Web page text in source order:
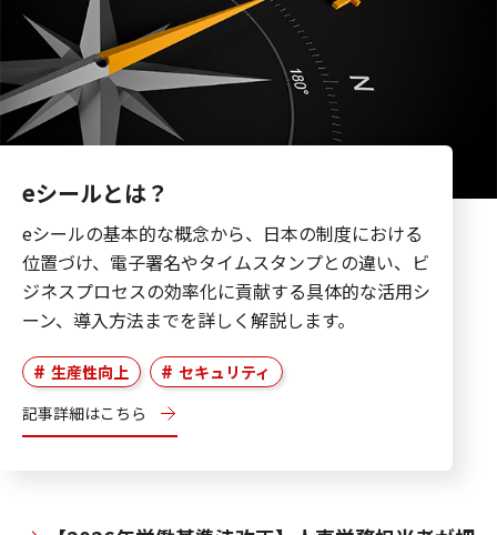
eシールとは？
eシールの基本的な概念から、日本の制度における
位置づけ、電子署名やタイムスタンプとの違い、ビ
ジネスプロセスの効率化に貢献する具体的な活用シ
ーン、導入方法までを詳しく解説します。
生産性向上
セキュリティ
記事詳細はこちら